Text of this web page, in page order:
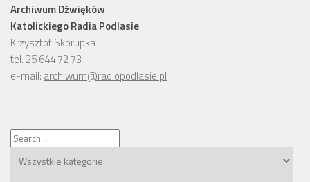
Archiwum Dźwięków
Katolickiego Radia Podlasie
Krzysztof Skorupka
tel. 25 644 72 73
e-mail: archiwum@radiopodlasie.pl